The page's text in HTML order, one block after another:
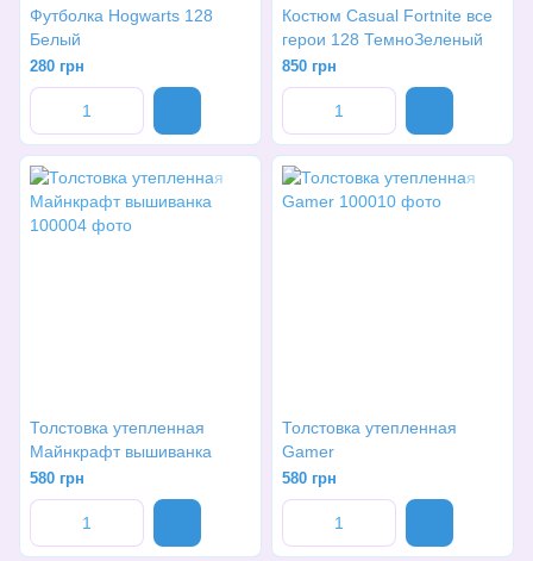
Футболка Hogwarts 128
Белый
280 грн
Костюм Casual Fortnite все
герои 128 ТемноЗеленый
850 грн
Толстовка утепленная
Майнкрафт вышиванка
580 грн
Толстовка утепленная
Gamer
580 грн